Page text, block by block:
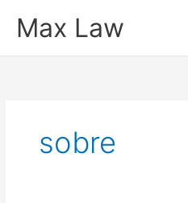
paraMax Law
sobre